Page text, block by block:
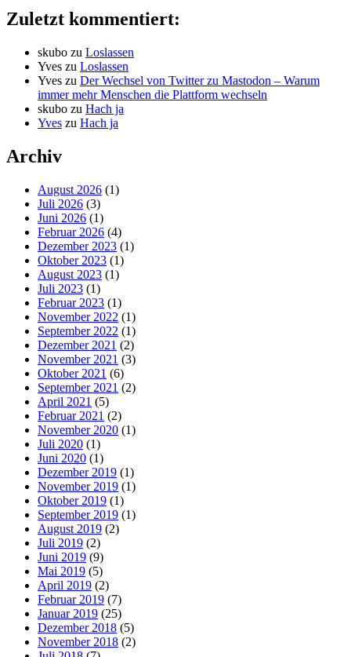
Zuletzt kommentiert:
skubo zu Loslassen
Yves zu Loslassen
Yves zu Der Wechsel von Twitter zu Mastodon – Warum
immer mehr Menschen die Plattform wechseln
skubo zu Hach ja
Yves zu Hach ja
Archiv
August 2026 (1)
Juli 2026 (3)
Juni 2026 (1)
Februar 2026 (4)
Dezember 2023 (1)
Oktober 2023 (1)
August 2023 (1)
Juli 2023 (1)
Februar 2023 (1)
November 2022 (1)
September 2022 (1)
Dezember 2021 (2)
November 2021 (3)
Oktober 2021 (6)
September 2021 (2)
April 2021 (5)
Februar 2021 (2)
November 2020 (1)
Juli 2020 (1)
Juni 2020 (1)
Dezember 2019 (1)
November 2019 (1)
Oktober 2019 (1)
September 2019 (1)
August 2019 (2)
Juli 2019 (2)
Juni 2019 (9)
Mai 2019 (5)
April 2019 (2)
Februar 2019 (7)
Januar 2019 (25)
Dezember 2018 (5)
November 2018 (2)